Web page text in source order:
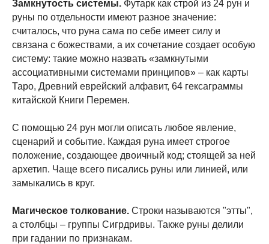
Замкнутость системы. Футарк как строй из 24 рун и
руны по отдельности имеют разное значение:
считалось, что руна сама по себе имеет силу и
связана с божествами, а их сочетание создает особую
систему: такие можно назвать «замкнутыми
ассоциативными системами принципов» – как карты
Таро, Древний еврейский алфавит, 64 гексаграммы
китайской Книги Перемен.
С помощью 24 рун могли описать любое явление,
сценарий и событие. Каждая руна имеет строгое
положение, создающее двоичный код; стоящей за ней
архетип. Чаще всего писались руны или линией, или
замыкались в круг.
Магическое толкование. Строки называются "этты",
а столбцы – группы Сигрдривы. Также руны делили
при гадании по признакам.